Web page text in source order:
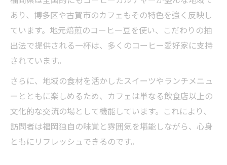
あり、博多区や古賀市のカフェもその特色を強く反映し
ています。地元焙煎のコーヒー豆を使い、こだわりの抽
出法で提供される一杯は、多くのコーヒー愛好家に支持
されています。
さらに、地域の食材を活かしたスイーツやランチメニュ
ーとともに楽しめるため、カフェは単なる飲食店以上の
文化的な交流の場として機能しています。これにより、
訪問者は福岡独自の味覚と雰囲気を堪能しながら、心身
ともにリフレッシュできるのです。